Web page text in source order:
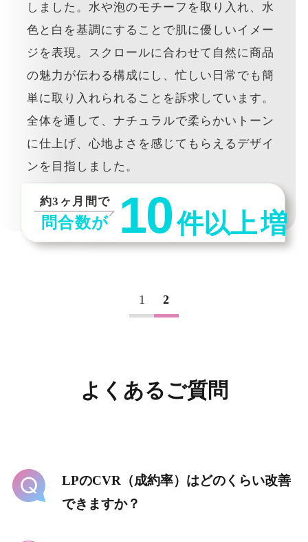
しました。水や泡のモチーフを取り入れ、水
色と白を基調にすることで肌に優しいイメー
ジを表現。スクロールに合わせて自然に商品
の魅力が伝わる構成にし、忙しい日常でも簡
単に取り入れられることを訴求しています。
全体を通して、ナチュラルで柔らかいトーン
に仕上げ、心地よさを感じてもらえるデザイ
ンを目指しました。
約3ヶ月間で
問合数が 10件以上増
1 2
よくあるご質問
LPのCVR（成約率）はどのくらい改善
できますか？